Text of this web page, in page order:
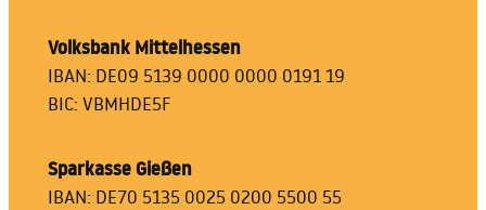
Volksbank Mittelhessen
IBAN: DE09 5139 0000 0000 0191 19
BIC: VBMHDE5F
Sparkasse Gießen
IBAN: DE70 5135 0025 0200 5500 55